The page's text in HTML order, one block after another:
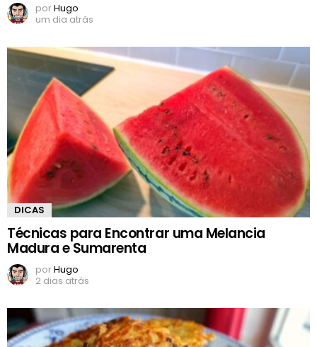
porHugo
um dia atrás
DICAS
Técnicas para Encontrar uma Melancia
Madura e Sumarenta
porHugo
2 dias atrás